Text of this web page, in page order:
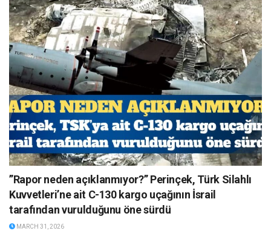
”Rapor neden açıklanmıyor?” Perinçek, Türk Silahlı
Kuvvetleri’ne ait C-130 kargo uçağının İsrail
tarafından vurulduğunu öne sürdü
MARCH 31, 2026